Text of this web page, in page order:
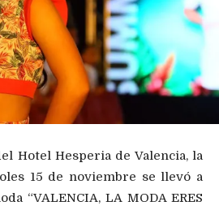
Hotel Hesperia de Valencia, la
15 de noviembre se llevó a
“VALENCIA, LA MODA ERES